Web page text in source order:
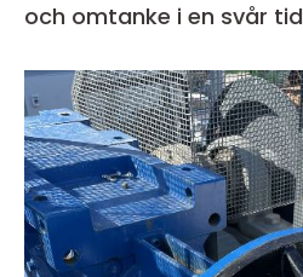
och omtanke i en svår tid